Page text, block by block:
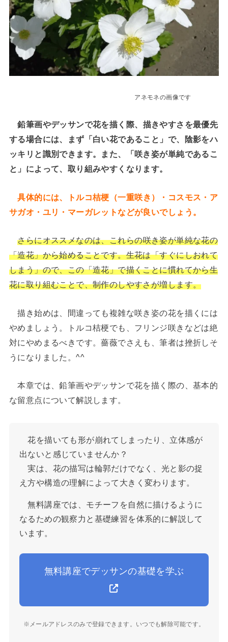
アネモネの画像です
鉛筆画やデッサンで花を描く際、描きやすさを最優先
する場合には、まず「白い花であること」で、陰影をハ
ッキリと識別できます。また、「咲き姿が単純であるこ
と」によって、取り組みやすくなります。
具体的には、トルコ桔梗（一重咲き）・コスモス・ア
サガオ・ユリ・マーガレットなどが良いでしょう。
さらにオススメなのは、これらの咲き姿が単純な花の
「造花」から始めることです。生花は「すぐにしおれて
しまう」ので、この「造花」で描くことに慣れてから生
花に取り組むことで、制作のしやすさが増します。
描き始めは、間違っても複雑な咲き姿の花を描くには
やめましょう。トルコ桔梗でも、フリンジ咲きなどは絶
対にやめまるべきです。薔薇でさえも、筆者は挫折しそ
うになりました。^^
本章では、鉛筆画やデッサンで花を描く際の、基本的
な留意点について解説します。
花を描いても形が崩れてしまったり、立体感が
出ないと感じていませんか？
実は、花の描写は輪郭だけでなく、光と影の捉
え方や構造の理解によって大きく変わります。
無料講座では、モチーフを自然に描けるように
なるための観察力と基礎練習を体系的に解説して
います。
無料講座でデッサンの基礎を学ぶ
※メールアドレスのみで登録できます。いつでも解除可能です。